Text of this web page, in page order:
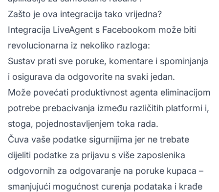
Zašto je ova integracija tako vrijedna?
Integracija LiveAgent s Facebookom može biti
revolucionarna iz nekoliko razloga:
Sustav prati sve poruke, komentare i spominjanja
i osigurava da odgovorite na svaki jedan.
Može povećati produktivnost agenta eliminacijom
potrebe prebacivanja između različitih platformi i,
stoga, pojednostavljenjem toka rada.
Čuva vaše podatke sigurnijima jer ne trebate
dijeliti podatke za prijavu s više zaposlenika
odgovornih za odgovaranje na poruke kupaca –
smanjujući mogućnost curenja podataka i krađe